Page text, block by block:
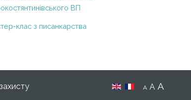
короновірусної хвороби COVID-2019
ВП
клас з писанкарства
A A A